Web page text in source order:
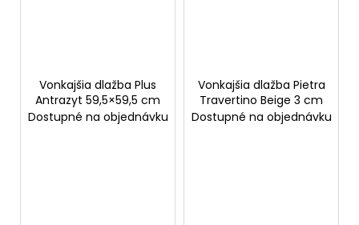
Vonkajšia dlažba Plus
Antrazyt 59,5×59,5 cm
Dostupné na objednávku
Vonkajšia dlažba Pietra
Travertino Beige 3 cm
Dostupné na objednávku